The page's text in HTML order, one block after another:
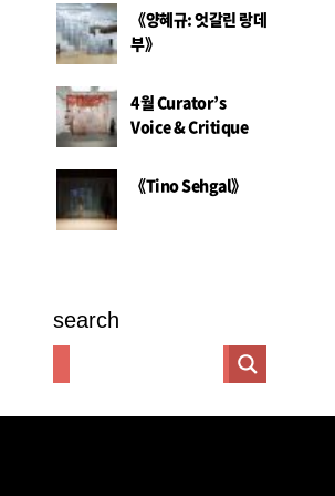
《양혜규: 엇갈린 랑데
부》
4월 Curator’s
Voice & Critique
《Tino Sehgal》
search